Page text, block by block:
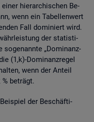
einer hier­ar­chi­schen Be­
wenn ein Ta­bel­len­wert
Fall do­mi­niert wird.
der sta­tis­ti­
so­ge­nann­te „Do­mi­nanz­
(1,k)-Do­mi­nanz­re­gel
wenn der An­teil
be­trägt.
der Be­schäf­ti­